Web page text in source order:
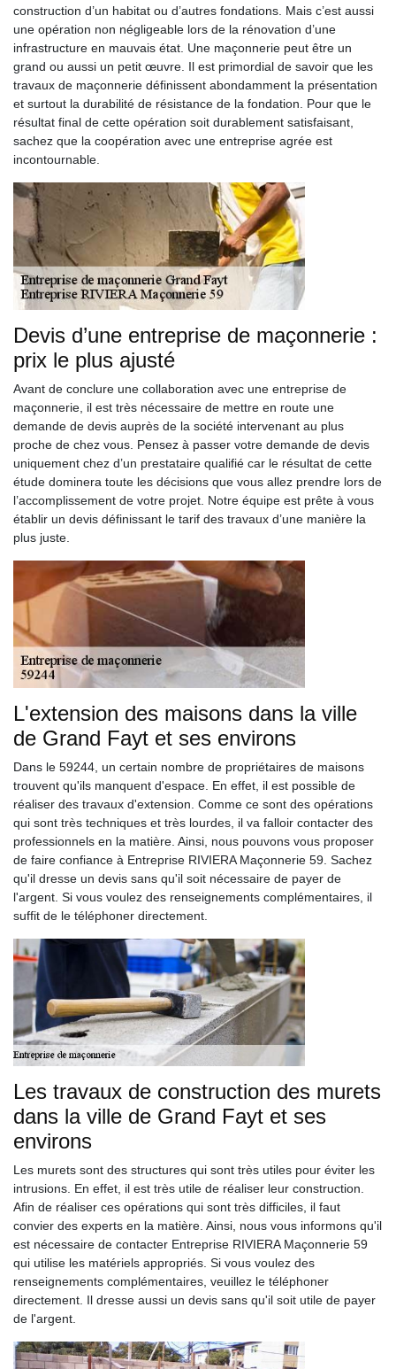
construction d’un habitat ou d’autres fondations. Mais c’est aussi
une opération non négligeable lors de la rénovation d’une
infrastructure en mauvais état. Une maçonnerie peut être un
grand ou aussi un petit œuvre. Il est primordial de savoir que les
travaux de maçonnerie définissent abondamment la présentation
et surtout la durabilité de résistance de la fondation. Pour que le
résultat final de cette opération soit durablement satisfaisant,
sachez que la coopération avec une entreprise agrée est
incontournable.
Devis d’une entreprise de maçonnerie :
prix le plus ajusté
Avant de conclure une collaboration avec une entreprise de
maçonnerie, il est très nécessaire de mettre en route une
demande de devis auprès de la société intervenant au plus
proche de chez vous. Pensez à passer votre demande de devis
uniquement chez d’un prestataire qualifié car le résultat de cette
étude dominera toute les décisions que vous allez prendre lors de
l’accomplissement de votre projet. Notre équipe est prête à vous
établir un devis définissant le tarif des travaux d’une manière la
plus juste.
L'extension des maisons dans la ville
de Grand Fayt et ses environs
Dans le 59244, un certain nombre de propriétaires de maisons
trouvent qu'ils manquent d'espace. En effet, il est possible de
réaliser des travaux d'extension. Comme ce sont des opérations
qui sont très techniques et très lourdes, il va falloir contacter des
professionnels en la matière. Ainsi, nous pouvons vous proposer
de faire confiance à Entreprise RIVIERA Maçonnerie 59. Sachez
qu'il dresse un devis sans qu'il soit nécessaire de payer de
l'argent. Si vous voulez des renseignements complémentaires, il
suffit de le téléphoner directement.
Les travaux de construction des murets
dans la ville de Grand Fayt et ses
environs
Les murets sont des structures qui sont très utiles pour éviter les
intrusions. En effet, il est très utile de réaliser leur construction.
Afin de réaliser ces opérations qui sont très difficiles, il faut
convier des experts en la matière. Ainsi, nous vous informons qu'il
est nécessaire de contacter Entreprise RIVIERA Maçonnerie 59
qui utilise les matériels appropriés. Si vous voulez des
renseignements complémentaires, veuillez le téléphoner
directement. Il dresse aussi un devis sans qu'il soit utile de payer
de l'argent.